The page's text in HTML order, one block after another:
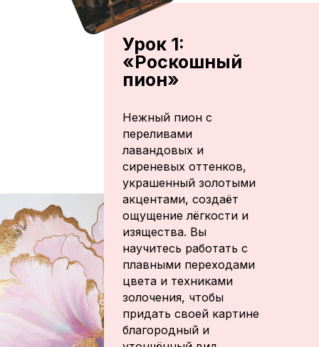
Нежный пион с
переливами
лавандовых и
сиреневых оттенков,
украшенный золотыми
акцентами, создаёт
ощущение лёгкости и
изящества. Вы
научитесь работать с
плавными переходами
цвета и техниками
золочения, чтобы
придать своей картине
благородный и
Урок 1:
«Роскошный
пион»